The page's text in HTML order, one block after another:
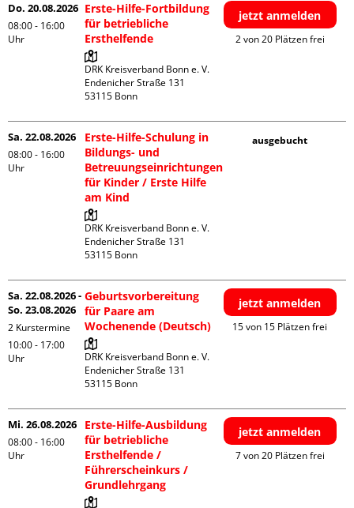
Do. 20.08.2026
08:00 - 16:00
Uhr
Erste-Hilfe-Fortbildung
für betriebliche
Ersthelfende
DRK Kreisverband Bonn e. V.
Endenicher Straße 131
jetzt anmelden
2 von 20 Plätzen frei
Sa. 22.08.2026
08:00 - 16:00
Uhr
Erste-Hilfe-Schulung in
Bildungs- und
Betreuungseinrichtungen
für Kinder / Erste Hilfe
am Kind
DRK Kreisverband Bonn e. V.
Endenicher Straße 131
ausgebucht
Sa. 22.08.2026 -
So. 23.08.2026
2 Kurstermine
10:00 - 17:00
Uhr
Geburtsvorbereitung
für Paare am
Wochenende (Deutsch)
DRK Kreisverband Bonn e. V.
Endenicher Straße 131
jetzt anmelden
15 von 15 Plätzen frei
Mi. 26.08.2026
08:00 - 16:00
Uhr
Erste-Hilfe-Ausbildung
für betriebliche
Ersthelfende /
Führerscheinkurs /
Grundlehrgang
jetzt anmelden
7 von 20 Plätzen frei